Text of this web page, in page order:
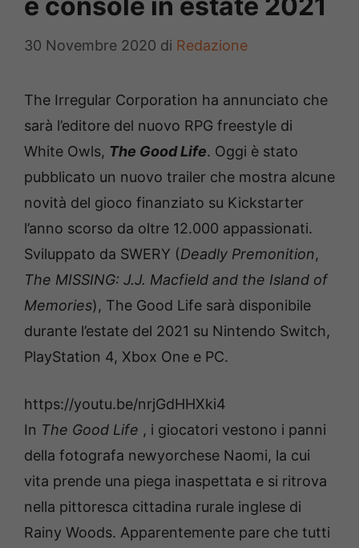
30 Novembre 2020 di Redazione
The Irregular Corporation ha annunciato che
sarà l’editore del nuovo RPG freestyle di
White Owls, The Good Life. Oggi è stato
pubblicato un nuovo trailer che mostra alcune
novità del gioco finanziato su Kickstarter
l’anno scorso da oltre 12.000 appassionati.
Sviluppato da SWERY (Deadly Premonition,
The MISSING: J.J. Macfield and the Island of
Memories), The Good Life sarà disponibile
durante l’estate del 2021 su Nintendo Switch,
PlayStation 4, Xbox One e PC.
https://youtu.be/nrjGdHHXki4
In The Good Life , i giocatori vestono i panni
della fotografa newyorchese Naomi, la cui
vita prende una piega inaspettata e si ritrova
nella pittoresca cittadina rurale inglese di
Rainy Woods. Apparentemente pare che tutti